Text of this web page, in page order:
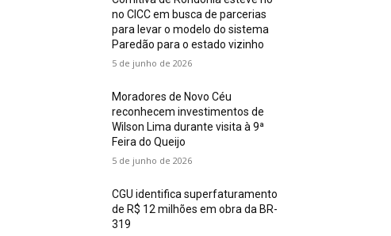
no CICC em busca de parcerias
para levar o modelo do sistema
Paredão para o estado vizinho
5 de junho de 2026
Moradores de Novo Céu
reconhecem investimentos de
Wilson Lima durante visita à 9ª
Feira do Queijo
5 de junho de 2026
CGU identifica superfaturamento
de R$ 12 milhões em obra da BR-
319